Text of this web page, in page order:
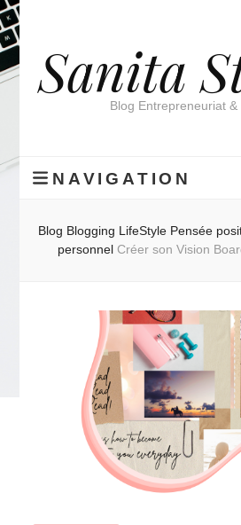
Sanita
Blog Entrepreneuriat &
NAVIGATION
Blog Blogging LifeStyle Pensée
personnel Créer son Vision